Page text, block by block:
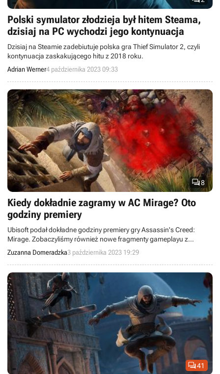
Polski symulator złodzieja był hitem Steama,
dzisiaj na PC wychodzi jego kontynuacja
Dzisiaj na Steamie zadebiutuje polska gra Thief Simulator 2, czyli
kontynuacja zaskakującego hitu z 2018 roku.
Adrian Werner4 października 2023 09:33
8
Kiedy dokładnie zagramy w AC Mirage? Oto
godziny premiery
Ubisoft podał dokładne godziny premiery gry Assassin's Creed:
Mirage. Zobaczyliśmy również nowe fragmenty gameplayu z
przeprowadzonej dziś transmisji.
Zuzanna Domeradzka3 października 2023 19:29
41